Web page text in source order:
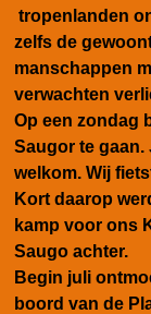
tropenlanden
zelfs de
manschappen
verwachten
Op een zondag
Saugor te gaan.
welkom. Wij
Kort daarop
kamp voor ons
Saugo achter.
Begin juli
boord van de